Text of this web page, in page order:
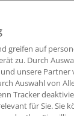
greifen auf
zu. Durch
unsere
Auswahl von
Tracker
für Sie. Sie